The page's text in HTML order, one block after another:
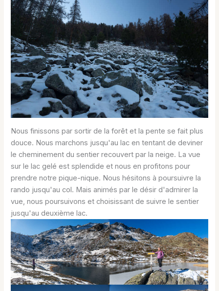
Nous finissons par sortir de la forêt et la pente se fait plus
douce. Nous marchons jusqu'au lac en tentant de deviner
le cheminement du sentier recouvert par la neige. La vue
sur le lac gelé est splendide et nous en profitons pour
prendre notre pique-nique. Nous hésitons à poursuivre la
rando jusqu'au col. Mais animés par le désir d'admirer la
vue, nous poursuivons et choisissant de suivre le sentier
jusqu'au deuxième lac.